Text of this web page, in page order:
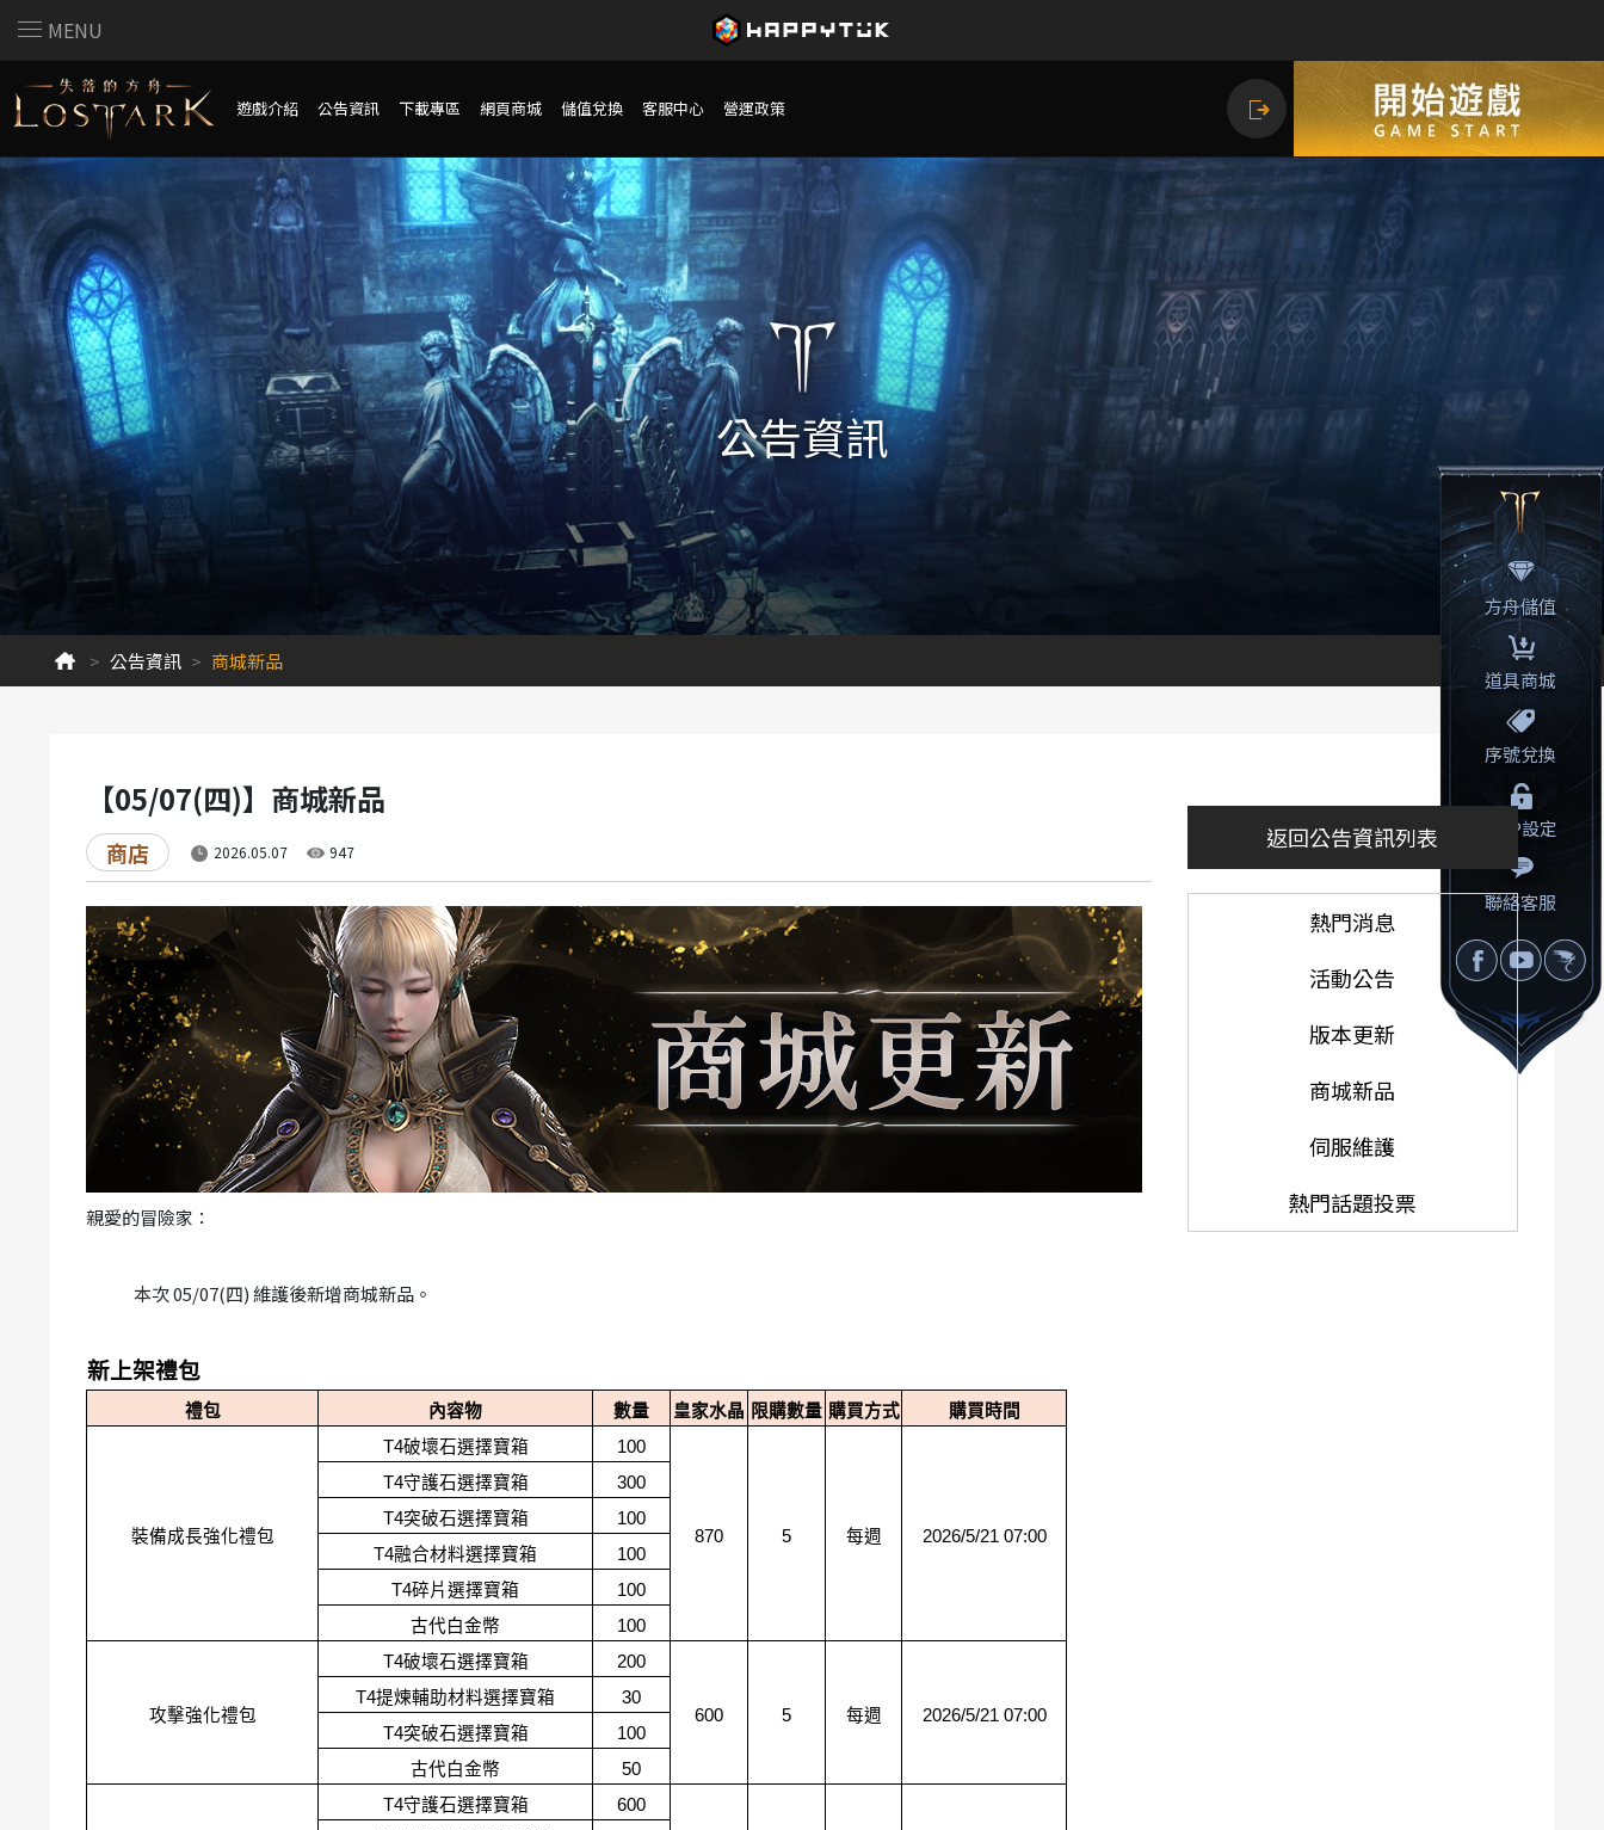
MENU
遊戲介紹 公告資訊 下載專區 網頁商城 儲值兌換 客服中心 營運政策
公告資訊
公告資訊 商城新品
【05/07(四)】商城新品
商店 2026.05.07 947
親愛的冒險家：
本次 05/07(四) 維護後新增商城新品。
新上架禮包
禮包 內容物 數量 皇家水晶 限購數量 購買方式 購買時間
裝備成長強化禮包
T4破壞石選擇寶箱 100
870 5 每週 2026/5/21 07:00
T4守護石選擇寶箱
300
T4突破石選擇寶箱
100
T4融合材料選擇寶箱
100
T4碎片選擇寶箱
100
古代白金幣
100
攻擊強化禮包
T4破壞石選擇寶箱 200
600 5 每週 2026/5/21 07:00
T4提煉輔助材料選擇寶箱
30
T4突破石選擇寶箱
100
古代白金幣
50
T4守護石選擇寶箱 600
返回公告資訊列表
熱門消息
活動公告
版本更新
商城新品
伺服維護
熱門話題投票
方舟儲值
道具商城
序號兌換
OTP設定
聯絡客服